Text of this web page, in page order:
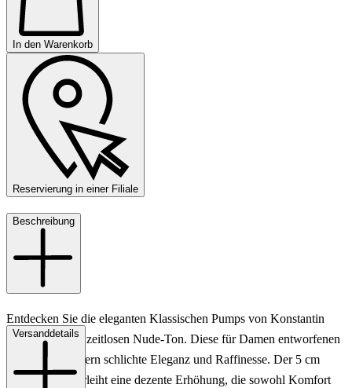
In den Warenkorb
Reservierung in einer Filiale
Beschreibung
Entdecken Sie die eleganten Klassischen Pumps von Konstantin
Starke in einem zeitlosen Nude-Ton. Diese für Damen entworfenen
Schuhe verkörpern schlichte Eleganz und Raffinesse. Der 5 cm
hohe Absatz verleiht eine dezente Erhöhung, die sowohl Komfort
Versanddetails